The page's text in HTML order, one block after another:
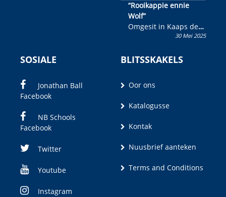
“Rooikappie ennie
Wolf”
Omgesit in Kaaps deur
Olivia M. Coetzee30 Mei 2025
SOSIALE
Jonathan Ball
Facebook
NB Schools
Facebook
Twitter
Youtube
Instagram
BLITSSKAKELS
Oor ons
Katalogusse
Kontak
Nuusbrief aanteken
Terms and Conditions